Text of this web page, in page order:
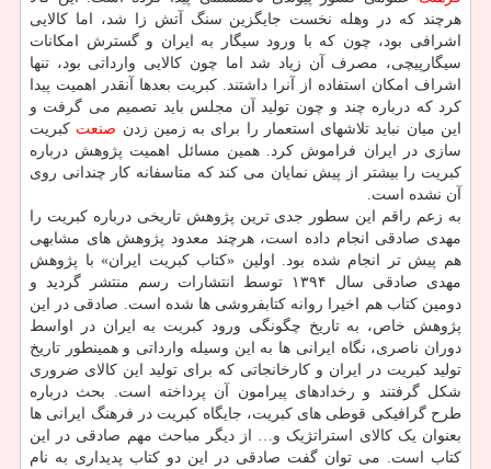
هرچند که در وهله نخست جایگزین سنگ آتش زا شد، اما کالایی
اشرافی بود، چون که با ورود سیگار به ایران و گسترش امکانات
سیگارپیچی، مصرف آن زیاد شد اما چون کالایی وارداتی بود، تنها
اشراف امکان استفاده از آنرا داشتند. کبریت بعدها آنقدر اهمیت پیدا
کرد که درباره چند و چون تولید آن مجلس باید تصمیم می گرفت و
این میان نباید تلاشهای استعمار را برای به زمین زدن صنعت کبریت
سازی در ایران فراموش کرد. همین مسائل اهمیت پژوهش درباره
کبریت را بیشتر از پیش نمایان می کند که متاسفانه کار چندانی روی
آن نشده است.
به زعم راقم این سطور جدی ترین پژوهش تاریخی درباره کبریت را
مهدی صادقی انجام داده است، هرچند معدود پژوهش های مشابهی
هم پیش تر انجام شده بود. اولین «کتاب کبریت ایران» با پژوهش
مهدی صادقی سال ۱۳۹۴ توسط انتشارات رسم منتشر گردید و
دومین کتاب هم اخیرا روانه کتابفروشی ها شده است. صادقی در این
پژوهش خاص، به تاریخ چگونگی ورود کبریت به ایران در اواسط
دوران ناصری، نگاه ایرانی ها به این وسیله وارداتی و همینطور تاریخ
تولید کبریت در ایران و کارخانجاتی که برای تولید این کالای ضروری
شکل گرفتند و رخدادهای پیرامون آن پرداخته است. بحث درباره
طرح گرافیکی قوطی های کبریت، جایگاه کبریت در فرهنگ ایرانی ها
بعنوان یک کالای استراتژیک و… از دیگر مباحث مهم صادقی در این
کتاب است. می توان گفت صادقی در این دو کتاب پدیداری به نام